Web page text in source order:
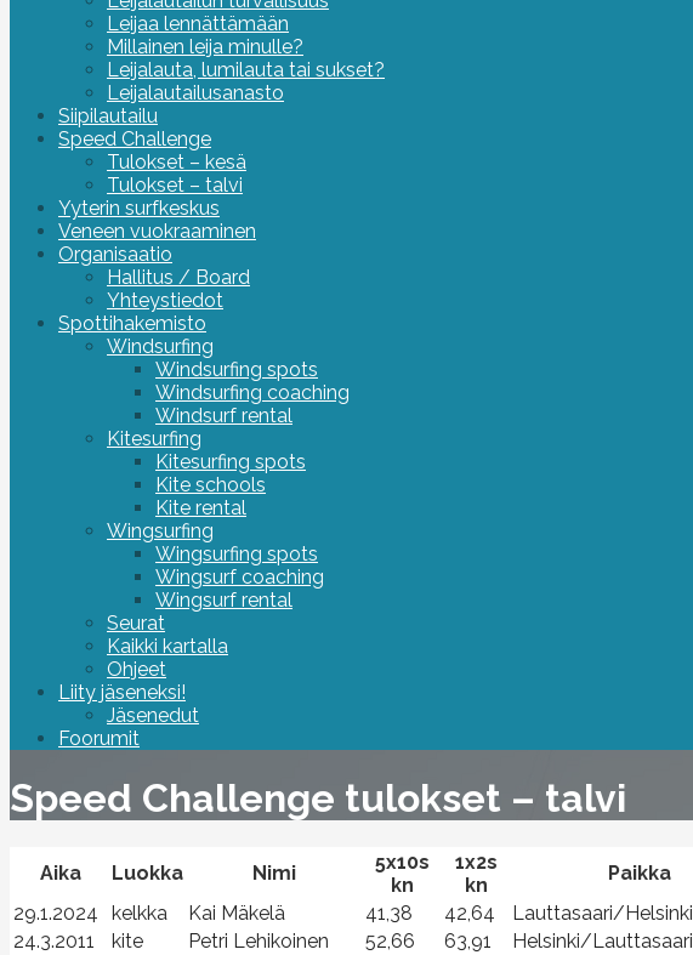
Leijaa lennättämään
Millainen leija minulle?
Leijalauta, lumilauta tai sukset?
Leijalautailusanasto
Siipilautailu
Speed Challenge
Tulokset – kesä
Tulokset – talvi
Yyterin surfkeskus
Veneen vuokraaminen
Organisaatio
Hallitus / Board
Yhteystiedot
Spottihakemisto
Windsurfing
Windsurfing spots
Windsurfing coaching
Windsurf rental
Kitesurfing
Kitesurfing spots
Kite schools
Kite rental
Wingsurfing
Wingsurfing spots
Wingsurf coaching
Wingsurf rental
Seurat
Kaikki kartalla
Ohjeet
Liity jäseneksi!
Jäsenedut
Foorumit
Speed Challenge tulokset – talvi
Aika Luokka Nimi
5x10s
kn
1x2s
kn
Paikka
29.1.2024
kelkka Kai Mäkelä 41,38 42,64 Lauttasaari/Helsinki
24.3.2011
kite Petri Lehikoinen 52,66 63,91 Helsinki/Lauttasaari